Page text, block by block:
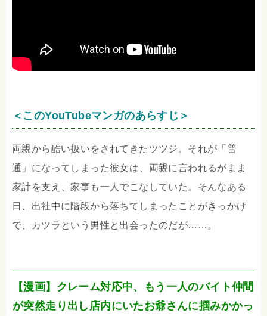
＜このYouTubeマンガのあらすじ＞
両親から酷い扱いをされてきたツツジ。それが「普
通」になってしまった彼女は、両親に言われるがまま
家計を支え、家事も一人でこなしていた。そんなある
日、出社中に階段から落ちてしまったことがきっかけ
で、カツラという男性と出会ったのだが……。
【漫画】クレーム対応中、もう一人のバイト仲間
が突然走り出し店内にいたお爺さんに掴みかかっ